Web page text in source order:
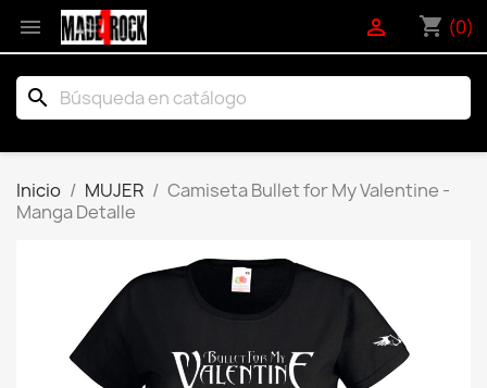
 shopping_cart (0)

search
Inicio MUJER
Camiseta Bullet for My Valentine -
Manga Detalle